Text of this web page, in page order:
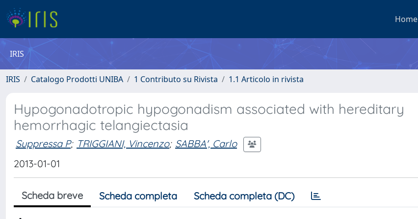
Home
IRIS
IRIS Catalogo Prodotti UNIBA 1 Contributo su Rivista 1.1 Articolo in rivista
Hypogonadotropic hypogonadism associated with hereditary
hemorrhagic telangiectasia
Suppressa P; TRIGGIANI, Vincenzo; SABBA', Carlo
2013-01-01
Scheda breve Scheda completa Scheda completa (DC)